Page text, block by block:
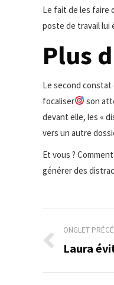
Le fait de les faire
poste de travail lui
Plus
Le second
focaliser
son
devant elle, les «
vers un autre
Et vous ?
générer des
de
ONGLET
Onglet
Laura